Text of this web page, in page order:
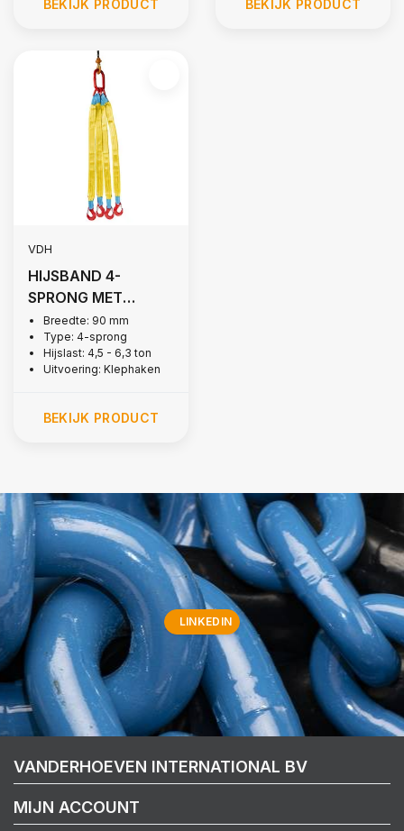
BEKIJK PRODUCT BEKIJK PRODUCT
VDH
HIJSBAND 4-
SPRONG MET
KLEPHAKEN, 4 TON
Breedte: 90 mm
Type: 4-sprong
Hijslast: 4,5 - 6,3 ton
Uitvoering: Klephaken
BEKIJK PRODUCT
LINKEDIN
VANDERHOEVEN INTERNATIONAL BV
MIJN ACCOUNT